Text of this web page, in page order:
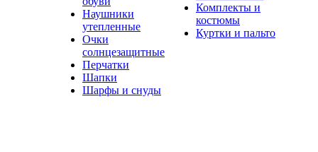
Наушники
утепленные
Очки
солнцезащитные
Перчатки
Шапки
Шарфы и снуды
Комплекты и
костюмы
Куртки и пальто